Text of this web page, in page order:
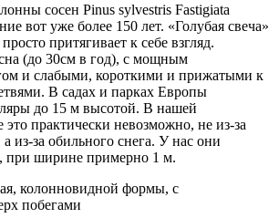
сосен Pinus sylvestris Fastigiata
вот уже более 150 лет. «Голубая свеча»
притягивает к себе взгляд.
(до 30см в год), с мощным
и слабыми, короткими и прижатыми к
В садах и парках Европы
до 15 м высотой. В нашей
это практически невозможно, не из-за
из-за обильного снега. У нас они
при ширине примерно 1 м.
колонновидной формы, с
побегами